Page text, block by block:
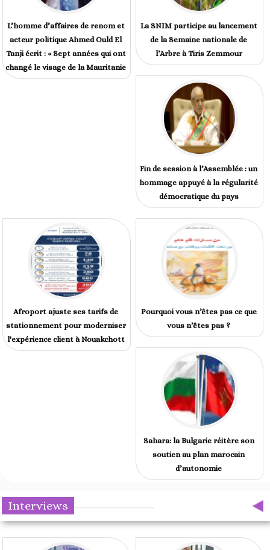
L’homme d’affaires de renom et
acteur politique Ahmed Ould El
Tanji écrit : « Sept années qui ont
changé le visage de la Mauritanie
La SNIM participe au lancement
de la Semaine nationale de
l’Arbre à Tiris Zemmour
Fin de session à l’Assemblée : un
hommage appuyé à la régularité
démocratique du pays
Afroport ajuste ses tarifs de
stationnement pour moderniser
l'expérience client à Nouakchott
Pourquoi vous n’êtes pas ce que
vous n’êtes pas ?
Sahara: la Bulgarie réitère son
soutien au plan marocain
d’autonomie
Interviews